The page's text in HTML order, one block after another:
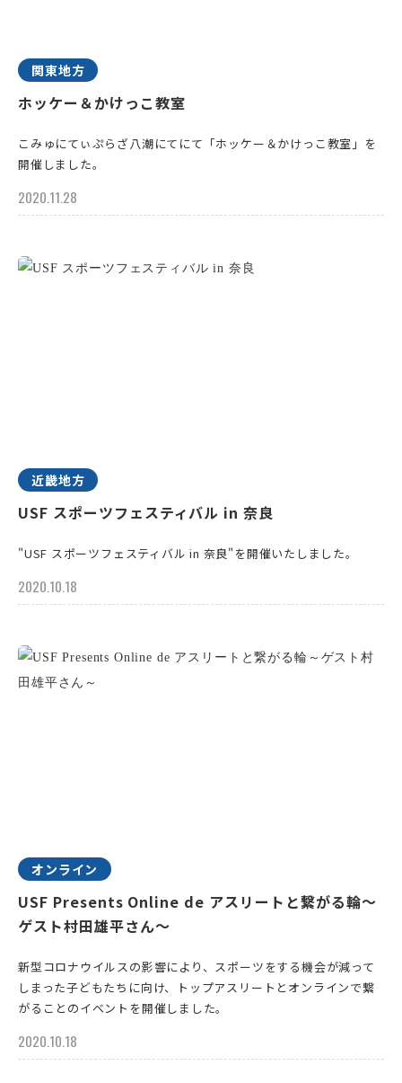
関東地方
ホッケー＆かけっこ教室
こみゅにてぃぷらざ八潮にてにて「ホッケー＆かけっこ教室」を
開催しました。
2020.11.28
近畿地方
USF スポーツフェスティバル in 奈良
"USF スポーツフェスティバル in 奈良"を開催いたしました。
2020.10.18
オンライン
USF Presents Online de アスリートと繋がる輪～
ゲスト村田雄平さん～
新型コロナウイルスの影響により、スポーツをする機会が減って
しまった子どもたちに向け、トップアスリートとオンラインで繋
がることのイベントを開催しました。
2020.10.18